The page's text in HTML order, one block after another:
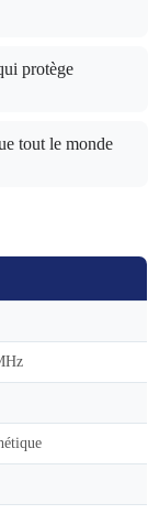
protège
tout le monde